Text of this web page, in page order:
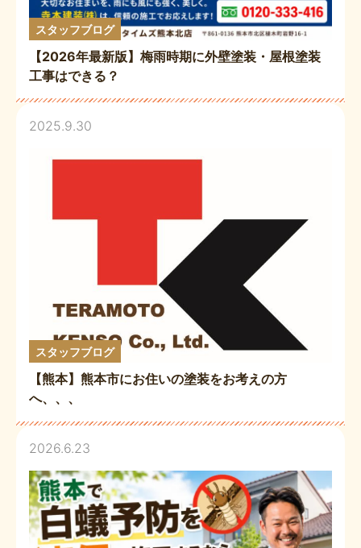
スタッフブログ
【2026年最新版】梅雨時期に外壁塗装・屋根塗装
工事はできる？
2025.9.30
スタッフブログ
【熊本】熊本市にお住いの塗装をお考えの方
へ、、、
2026.6.23